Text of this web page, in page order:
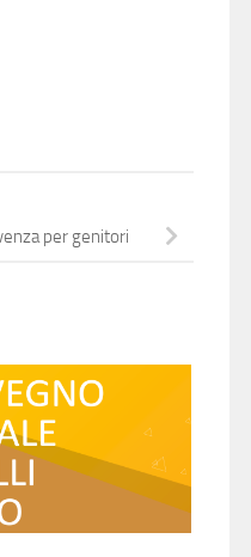
per genitori